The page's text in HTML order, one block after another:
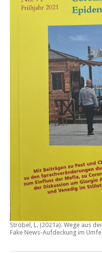
Ströbel, L. (2021a). Wege aus
Fake News-Aufdeckung im